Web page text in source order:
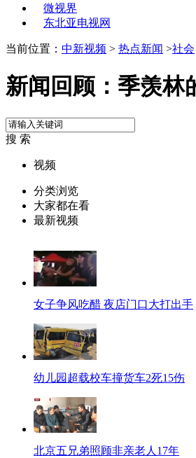
微视界
东北亚电视网
当前位置： 中新视频 > 热点新闻 >社会
新闻回顾：季羡林
搜 索
视频
分类浏览
大家都在看
最新视频
女子争风吃醋 夜店门口大打出手
幼儿园超载校车撞货车2死15伤
北京五兄弟照顾非亲老人17年